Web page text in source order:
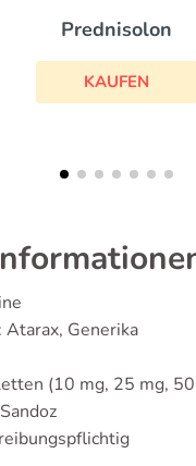
Allegra
KAUFEN
Generika
(10 mg, 25 mg,